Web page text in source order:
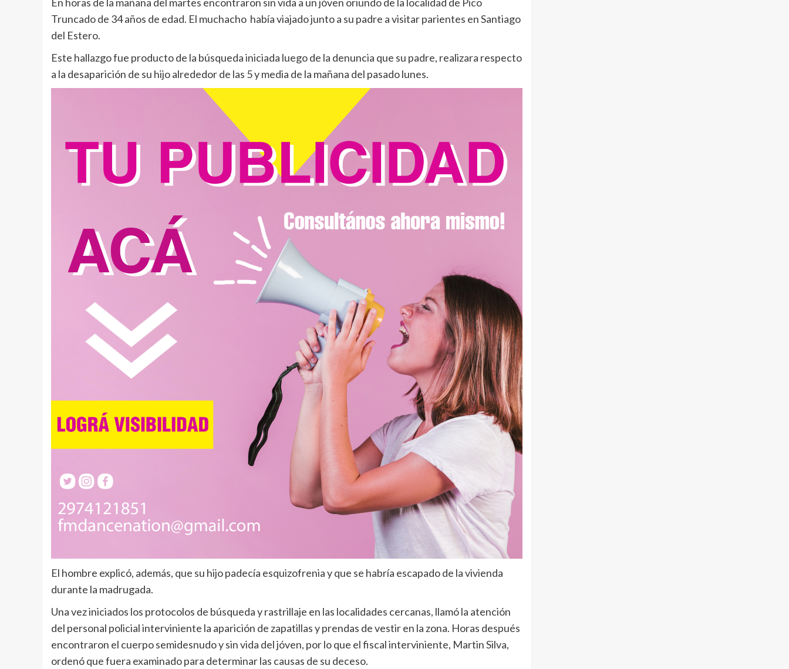
Truncado de 34 años de edad. El muchacho había viajado junto a su padre a visitar parientes en Santiago
del Estero.
Este hallazgo fue producto de la búsqueda iniciada luego de la denuncia que su padre, realizara respecto
a la desaparición de su hijo alrededor de las 5 y media de la mañana del pasado lunes.
El hombre explicó, además, que su hijo padecía esquizofrenia y que se habría escapado de la vivienda
durante la madrugada.
Una vez iniciados los protocolos de búsqueda y rastrillaje en las localidades cercanas, llamó la atención
del personal policial interviniente la aparición de zapatillas y prendas de vestir en la zona. Horas después
encontraron el cuerpo semidesnudo y sin vida del jóven, por lo que el fiscal interviniente, Martin Silva,
ordenó que fuera examinado para determinar las causas de su deceso.